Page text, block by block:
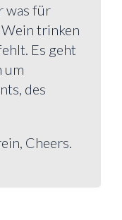
was für
trinken
Es geht
um
des
Cheers.